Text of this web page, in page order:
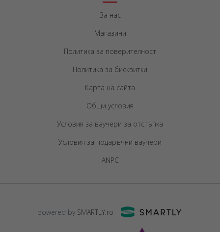
За нас
Магазини
Политика за поверителност
Политика за бисквитки
Карта на сайта
Общи условия
Условия за ваучери за отстъпка
Условия за подаръчни ваучери
ANPC
powered by SMARTLY.ro